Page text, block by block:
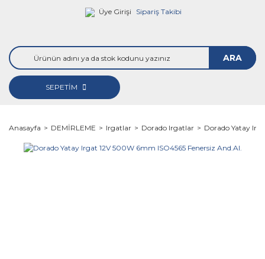
Üye Girişi Sipariş Takibi
ARA
SEPETİM
Anasayfa DEMİRLEME Irgatlar Dorado Irgatlar Dorado Yatay